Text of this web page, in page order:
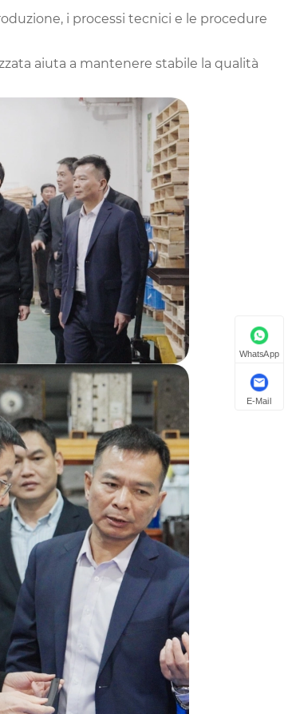
i processi tecnici e le procedure
aiuta a mantenere stabile la qualità
WhatsApp
E-Mail